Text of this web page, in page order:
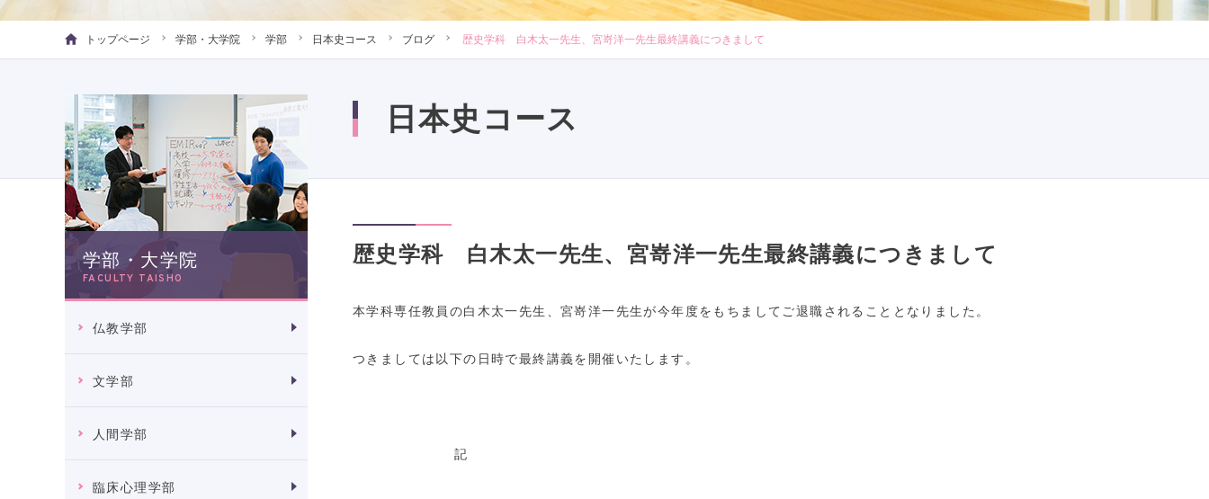
トップページ 学部・大学院 学部 日本史コース ブログ 歴史学科 白木太一先生、宮嵜洋一先生最終講義につきまして
学部・大学院
FACULTY TAISHO
仏教学部
文学部
人間学部
臨床心理学部
日本史コース
歴史学科 白木太一先生、宮嵜洋一先生最終講義につきまして
本学科専任教員の白木太一先生、宮嵜洋一先生が今年度をもちましてご退職されることとなりました。
つきましては以下の日時で最終講義を開催いたします。
記